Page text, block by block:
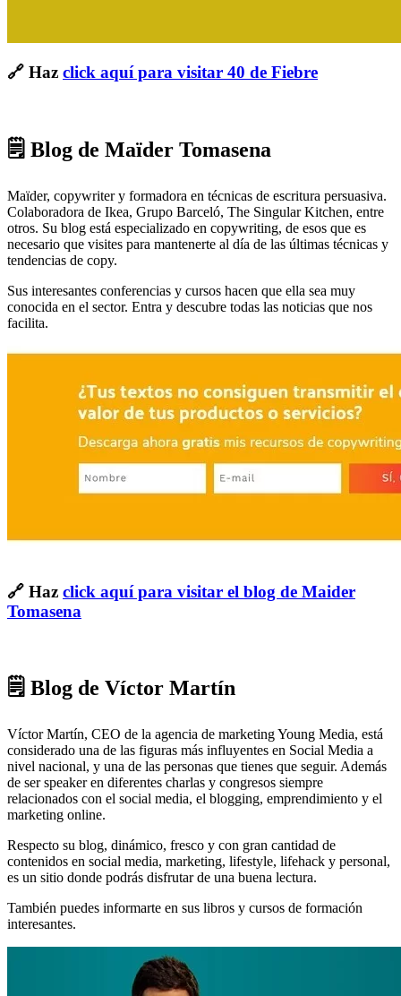
🔗 Haz click aquí para visitar 40 de Fiebre
🗒 Blog de Maïder Tomasena
Maïder, copywriter y formadora en técnicas de escritura persuasiva.
Colaboradora de Ikea, Grupo Barceló, The Singular Kitchen, entre
otros. Su blog está especializado en copywriting, de esos que es
necesario que visites para mantenerte al día de las últimas técnicas y
tendencias de copy.
Sus interesantes conferencias y cursos hacen que ella sea muy
conocida en el sector. Entra y descubre todas las noticias que nos
facilita.
🔗 Haz click aquí para visitar el blog de Maider
Tomasena
🗒 Blog de Víctor Martín
Víctor Martín, CEO de la agencia de marketing Young Media, está
considerado una de las figuras más influyentes en Social Media a
nivel nacional, y una de las personas que tienes que seguir. Además
de ser speaker en diferentes charlas y congresos siempre
relacionados con el social media, el blogging, emprendimiento y el
marketing online.
Respecto su blog, dinámico, fresco y con gran cantidad de
contenidos en social media, marketing, lifestyle, lifehack y personal,
es un sitio donde podrás disfrutar de una buena lectura.
También puedes informarte en sus libros y cursos de formación
interesantes.